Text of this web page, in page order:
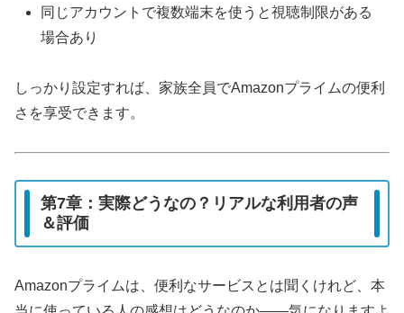
同じアカウントで複数端末を使うと視聴制限がある
場合あり
しっかり設定すれば、家族全員でAmazonプライムの便利
さを享受できます。
第7章：実際どうなの？リアルな利用者の声
＆評価
Amazonプライムは、便利なサービスとは聞くけれど、本